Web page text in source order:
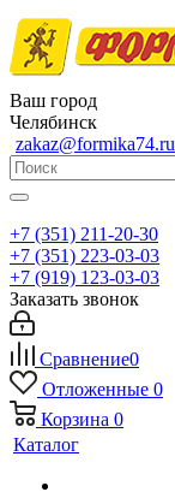
Ваш город
Челябинск
zakaz@formika74.ru
+7 (351) 211-20-30
+7 (351) 223-03-03
+7 (919) 123-03-03
Заказать звонок
Сравнение0
Отложенные 0
Корзина 0
Каталог